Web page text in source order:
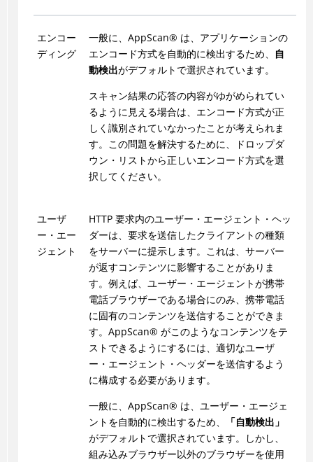
エンコー
ディング
一般に、 AppScan® は、アプリケーションの
エンコード方式を自動的に検出するため、
自
動検出がデフォルトで選択されています。
スキャン結果の応答の内容がゆがめられてい
るように見える場合は、エンコード方式が正
しく識別されていなかったことが考えられま
す。この問題を解決するために、ドロップダ
ウン・リストから正しいエンコード方式を選
択してください。
ユーザ
ー・エー
ジェント
HTTP 要求内のユーザー・エージェント・ヘッ
ダーは、要求を送信したクライアントの種類
をサーバーに提示します。これは、サーバー
が返すコンテンツに影響することがありま
す。例えば、ユーザー・エージェントが携帯
電話ブラウザーである場合にのみ、携帯電話
に固有のコンテンツを送信することができま
す。 AppScan® がこのようなコンテンツをテ
ストできるようにするには、適切なユーザ
ー・エージェント・ヘッダーを送信するよう
に構成する必要があります。
一般に、 AppScan® は、ユーザー・エージェ
ントを自動的に検出するため、
「自動検出」
がデフォルトで選択されています。しかし、
組み込みブラウザー以外のブラウザーを使用